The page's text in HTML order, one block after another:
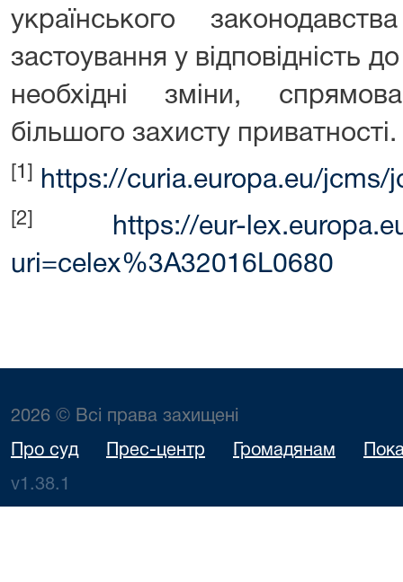
українського
застоування у відповідність
необхідні зміни,
більшого захисту приватності.
[1] https://curia.europa.eu/jcms/
[2]
https://eur-
uri=celex%3A32016L0680
2026 © Всі права захищені
Про суд Прес-центр Громадянам
v1.38.1